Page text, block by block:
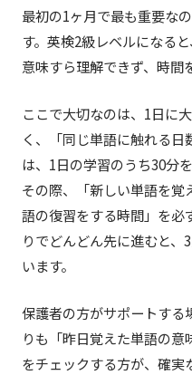
最初の1ヶ月で最も重要な
す。英検2級レベルになる
意味すら理解できず、時間
ここで大切なのは、1日に
く、「同じ単語に触れる
は、1日の学習のうち30分
その際、「新しい単語を
語の復習をする時間」を必
りでどんどん先に進むと、
います。
保護者の方がサポートする
りも「昨日覚えた単語の意
をチェックする方が、確実